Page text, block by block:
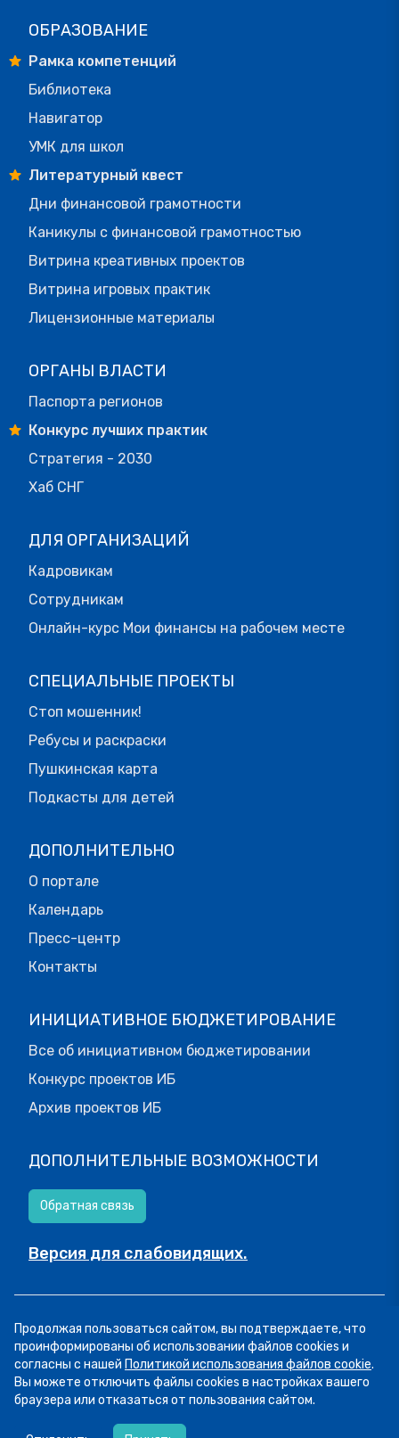
ОБРАЗОВАНИЕ
Рамка компетенций
Библиотека
Навигатор
УМК для школ
Литературный квест
Дни финансовой грамотности
Каникулы с финансовой грамотностью
Витрина креативных проектов
Витрина игровых практик
Лицензионные материалы
ОРГАНЫ ВЛАСТИ
Паспорта регионов
Конкурс лучших практик
Стратегия - 2030
Хаб СНГ
ДЛЯ ОРГАНИЗАЦИЙ
Кадровикам
Сотрудникам
Онлайн-курс Мои финансы на рабочем месте
СПЕЦИАЛЬНЫЕ ПРОЕКТЫ
Стоп мошенник!
Ребусы и раскраски
Пушкинская карта
Подкасты для детей
ДОПОЛНИТЕЛЬНО
О портале
Календарь
Пресс-центр
Контакты
ИНИЦИАТИВНОЕ БЮДЖЕТИРОВАНИЕ
Все об инициативном бюджетировании
Конкурс проектов ИБ
Архив проектов ИБ
ДОПОЛНИТЕЛЬНЫЕ ВОЗМОЖНОСТИ
Обратная связь
Версия для слабовидящих.
Все права защищены.Пользовательское соглашение
Продолжая пользоваться сайтом, вы подтверждаете, что
проинформированы об использовании файлов cookies и
согласны с нашей Политикой использования файлов cookie.
Вы можете отключить файлы cookies в настройках вашего
браузера или отказаться от пользования сайтом.